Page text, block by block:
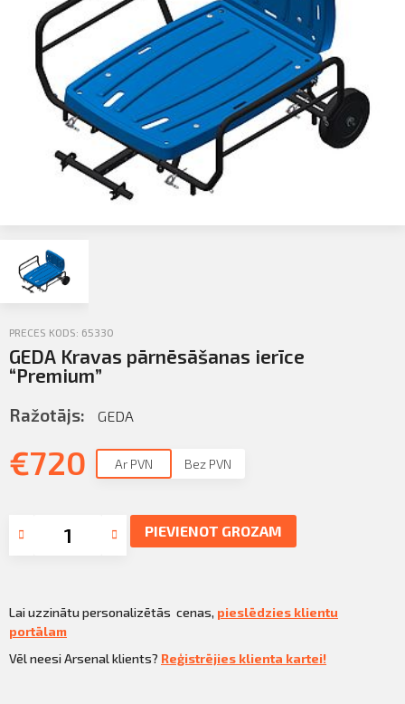
Sazināties
Iziet
PIETEIKTIES
PRECES KODS: 65330
GEDA Kravas pārnēsāšanas ierīce
“Premium”
Ražotājs: GEDA
€720 Ar PVN Bez PVN
PIEVIENOT GROZAM
Lai uzzinātu personalizētās cenas, pieslēdzies klientu
portālam
Vēl neesi Arsenal klients? Reģistrējies klienta kartei!